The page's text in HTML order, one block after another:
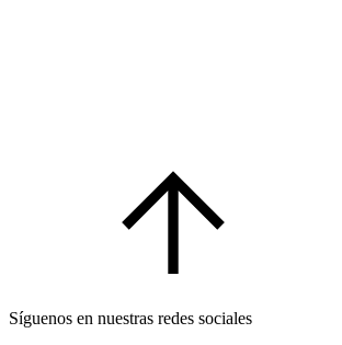
Síguenos en nuestras redes sociales